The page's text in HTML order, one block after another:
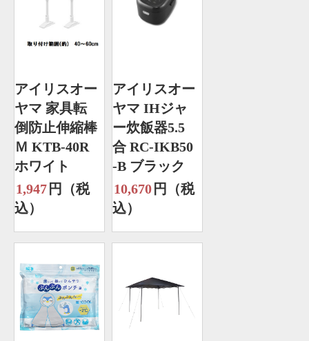
アイリスオー
ヤマ 家具転
倒防止伸縮棒
Ｍ KTB-40R
ホワイト
1,947 円（税
込）
アイリスオー
ヤマ IHジャ
ー炊飯器5.5
合 RC-IKB50
-B ブラック
10,670 円（税
込）